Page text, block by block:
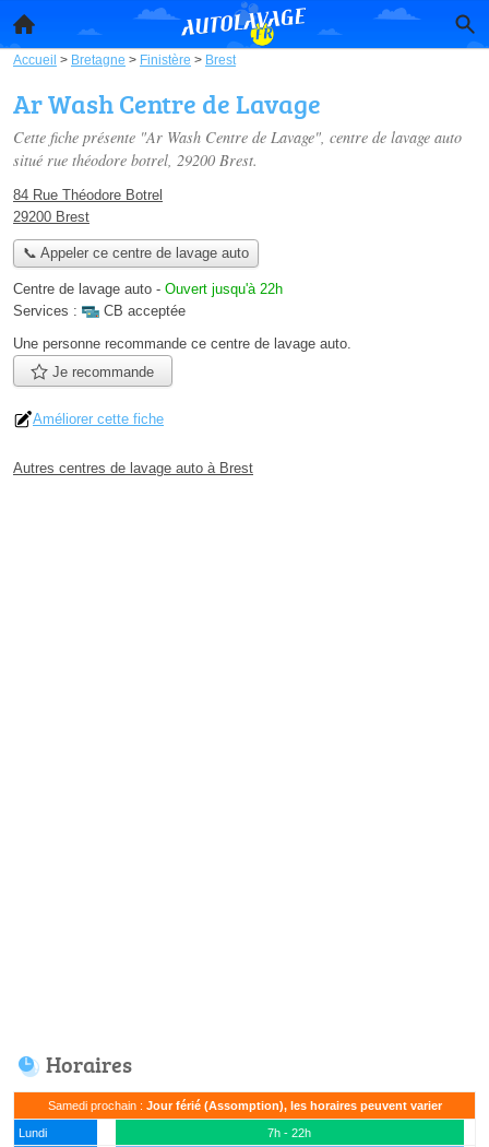
Accueil > Bretagne > Finistère > Brest
Ar Wash Centre de Lavage
Cette fiche présente "Ar Wash Centre de Lavage", centre de lavage auto
situé rue théodore botrel, 29200 Brest.
84 Rue Théodore Botrel
29200 Brest
📞 Appeler ce centre de lavage auto
Centre de lavage auto - Ouvert jusqu'à 22h
Services :
CB acceptée
Une personne recommande ce centre de lavage auto.
Je recommande
Améliorer cette fiche
Autres centres de lavage auto à Brest
Horaires
Samedi prochain : Jour férié (Assomption), les horaires peuvent varier
Lundi
7h - 22h